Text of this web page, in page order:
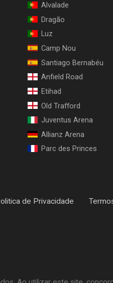
Alvalade
Dragão
Luz
Camp Nou
Santiago Bernabéu
Anfield Road
Etihad
Old Trafford
Juventus Arena
Allianz Arena
Parc des Princes
de Privacidade